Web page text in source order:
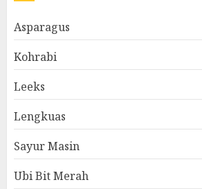
Asparagus
Kohrabi
Leeks
Lengkuas
Sayur Masin
Ubi Bit Merah